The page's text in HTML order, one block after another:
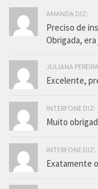
AMANDA DIZ:
Preciso de
Obrigada,
JULIANA
Excelente,
INTERFONE DIZ:
Muito
INTERFONE DIZ:
Exatamente